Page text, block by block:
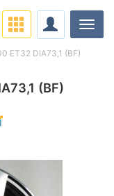
(BF)
ET32 DIA73,1 (BF)